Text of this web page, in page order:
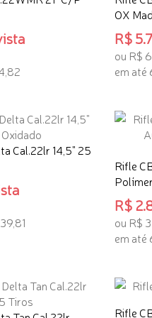
OX
R$
ou R$
em até
Cal.22lr 14,5" 25
Rifle
R$
ou R$
em até
Rifle